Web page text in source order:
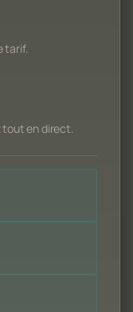
tarif.
tout en direct.